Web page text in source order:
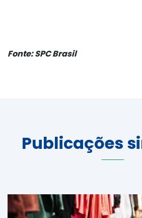
Fonte: SPC Brasil
Publicações